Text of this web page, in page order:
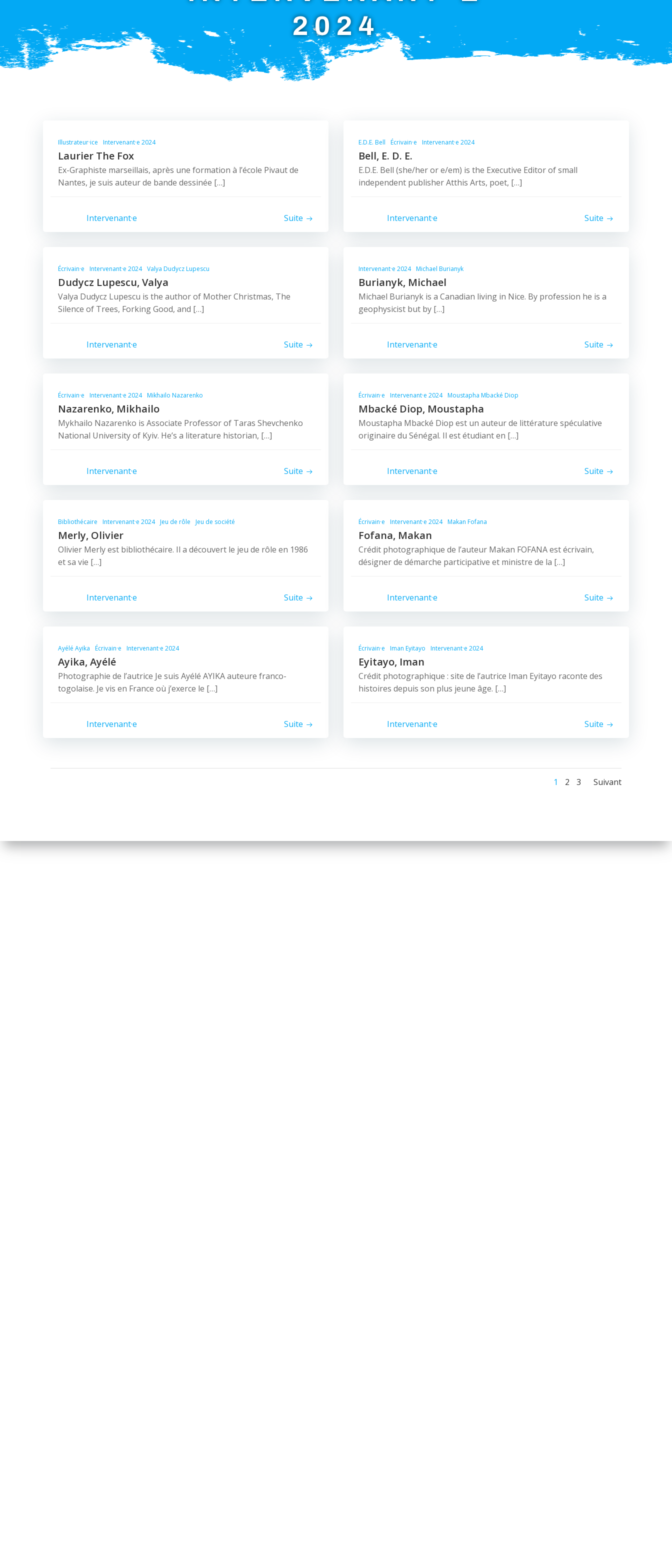
2024
Illustrateur·ice Intervenant·e 2024
Laurier The Fox
Ex-Graphiste marseillais, après une formation à l’école Pivaut de
Nantes, je suis auteur de bande dessinée […]
Intervenant·e Suite
E.D.E. Bell Écrivain·e Intervenant·e 2024
Bell, E. D. E.
E.D.E. Bell (she/her or e/em) is the Executive Editor of small
independent publisher Atthis Arts, poet, […]
Intervenant·e Suite
Écrivain·e Intervenant·e 2024 Valya Dudycz Lupescu
Dudycz Lupescu, Valya
Valya Dudycz Lupescu is the author of Mother Christmas, The
Silence of Trees, Forking Good, and […]
Intervenant·e Suite
Intervenant·e 2024 Michael Burianyk
Burianyk, Michael
Michael Burianyk is a Canadian living in Nice. By profession he is a
geophysicist but by […]
Intervenant·e Suite
Écrivain·e Intervenant·e 2024 Mikhailo Nazarenko
Nazarenko, Mikhailo
Mykhailo Nazarenko is Associate Professor of Taras Shevchenko
National University of Kyiv. He’s a literature historian, […]
Intervenant·e Suite
Écrivain·e Intervenant·e 2024 Moustapha Mbacké Diop
Mbacké Diop, Moustapha
Moustapha Mbacké Diop est un auteur de littérature spéculative
originaire du Sénégal. Il est étudiant en […]
Intervenant·e Suite
Bibliothécaire Intervenant·e 2024 Jeu de rôle Jeu de société
Merly, Olivier
Olivier Merly est bibliothécaire. Il a découvert le jeu de rôle en 1986
et sa vie […]
Intervenant·e Suite
Écrivain·e Intervenant·e 2024 Makan Fofana
Fofana, Makan
Crédit photographique de l’auteur Makan FOFANA est écrivain,
désigner de démarche participative et ministre de la […]
Intervenant·e Suite
Ayélé Ayika Écrivain·e Intervenant·e 2024
Ayika, Ayélé
Photographie de l’autrice Je suis Ayélé AYIKA auteure franco-
togolaise. Je vis en France où j’exerce le […]
Intervenant·e Suite
Écrivain·e Iman Eyitayo Intervenant·e 2024
Eyitayo, Iman
Crédit photographique : site de l’autrice Iman Eyitayo raconte des
histoires depuis son plus jeune âge. […]
Intervenant·e Suite
Posts
Page
1 Page
2 Page
3
Posts
Suivant